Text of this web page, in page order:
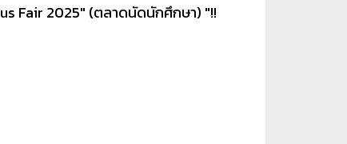
Fair 2025" (ตลาดนัดนักศึกษา) "!!